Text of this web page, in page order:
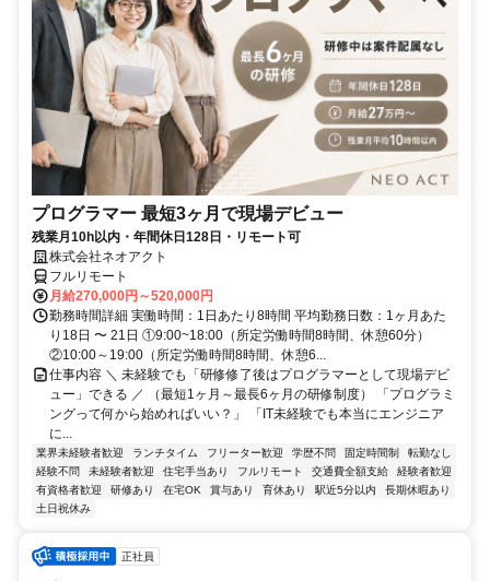
プログラマー 最短3ヶ月で現場デビュー
残業月10h以内・年間休日128日・リモート可
株式会社ネオアクト
フルリモート
月給270,000円～520,000円
勤務時間詳細 実働時間：1日あたり8時間 平均勤務日数：1ヶ月あた
り18日 〜 21日 ①9:00~18:00（所定労働時間8時間、休憩60分）
②10:00～19:00（所定労働時間8時間、休憩6...
仕事内容 ＼ 未経験でも「研修修了後はプログラマーとして現場デビ
ュー」できる ／ （最短1ヶ月～最長6ヶ月の研修制度） 「プログラミ
ングって何から始めればいい？」 「IT未経験でも本当にエンジニア
に...
業界未経験者歓迎 ランチタイム フリーター歓迎 学歴不問 固定時間制
転勤なし
経験不問
未経験者歓迎 住宅手当あり フルリモート 交通費全額支給
経験者歓迎
有資格者歓迎
研修あり 在宅OK 賞与あり 育休あり 駅近5分以内
長期休暇あり
土日祝休み
正社員